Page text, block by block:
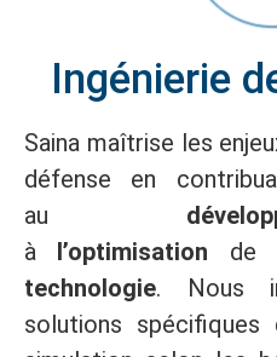
Ingénierie
Saina maîtrise les
défense en
au
à l’optimisation de
technologie. Nous
solutions